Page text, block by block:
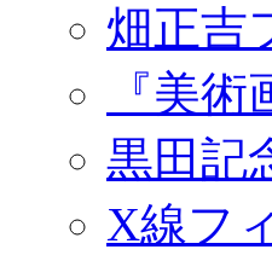
畑正吉
『美
黒田記
X線フ